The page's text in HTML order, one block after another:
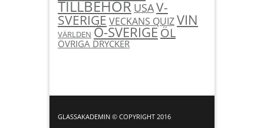
TILLBEHÖR USAV-
SVERIGEVECKANS QUIZVIN
VÄRLDEN Ö-SVERIGEÖL
ÖVRIGA DRYCKER
GLASSAKADEMIN © COPYRIGHT 2016